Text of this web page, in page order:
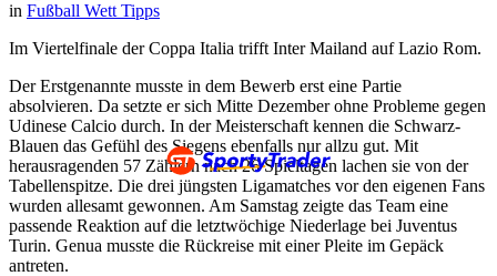
in Fußball Wett Tipps
Im Viertelfinale der Coppa Italia trifft Inter Mailand auf Lazio Rom.
Der Erstgenannte musste in dem Bewerb erst eine Partie
absolvieren. Da setzte er sich Mitte Dezember ohne Probleme gegen
Udinese Calcio durch. In der Meisterschaft kennen die Schwarz-
Blauen das Gefühl des Siegens ebenfalls nur allzu gut. Mit
herausragenden 57 Zählern nach 26 Spieltagen lachen sie von der
Tabellenspitze. Die drei jüngsten Ligamatches vor den eigenen Fans
wurden allesamt gewonnen. Am Samstag zeigte das Team eine
passende Reaktion auf die letztwöchige Niederlage bei Juventus
Turin. Genua musste die Rückreise mit einer Pleite im Gepäck
antreten.